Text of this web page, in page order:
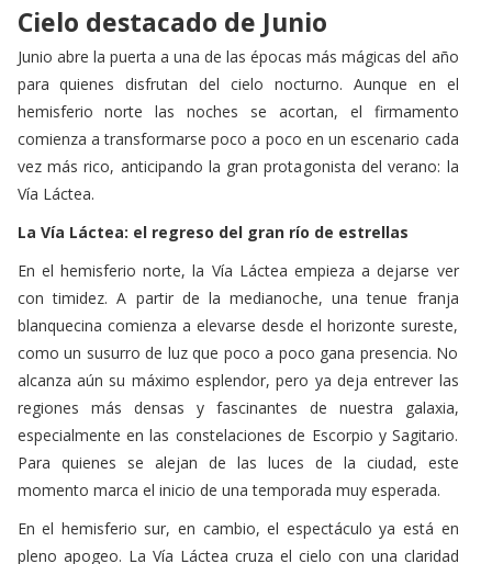
Cielo destacado de Junio
Junio abre la puerta a una de las épocas más mágicas del año
para quienes disfrutan del cielo nocturno. Aunque en el
hemisferio norte las noches se acortan, el firmamento
comienza a transformarse poco a poco en un escenario cada
vez más rico, anticipando la gran protagonista del verano: la
Vía Láctea.
La Vía Láctea: el regreso del gran río de estrellas
En el hemisferio norte, la Vía Láctea empieza a dejarse ver
con timidez. A partir de la medianoche, una tenue franja
blanquecina comienza a elevarse desde el horizonte sureste,
como un susurro de luz que poco a poco gana presencia. No
alcanza aún su máximo esplendor, pero ya deja entrever las
regiones más densas y fascinantes de nuestra galaxia,
especialmente en las constelaciones de Escorpio y Sagitario.
Para quienes se alejan de las luces de la ciudad, este
momento marca el inicio de una temporada muy esperada.
En el hemisferio sur, en cambio, el espectáculo ya está en
pleno apogeo. La Vía Láctea cruza el cielo con una claridad